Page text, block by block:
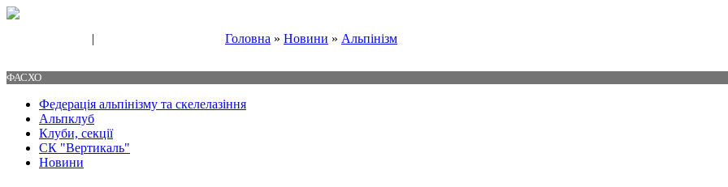
| Головна » Новини » Альпінізм
ФАСХО
Федерація альпінізму та скелелазіння
Альпклуб
Клуби, секції
СК "Вертикаль"
Новини